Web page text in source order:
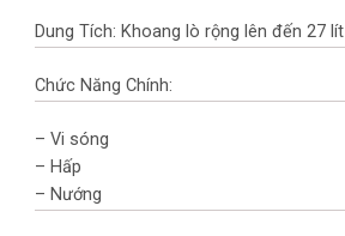
Dung Tích: Khoang lò rộng lên đến 27 lít
Chức Năng Chính:
– Vi sóng
– Hấp
– Nướng